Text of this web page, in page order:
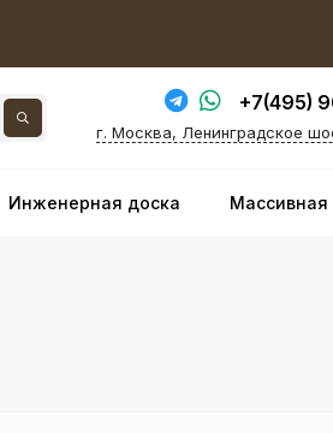
+7(495)
г. Москва, Ленинградское
Инженерная доска Массивная